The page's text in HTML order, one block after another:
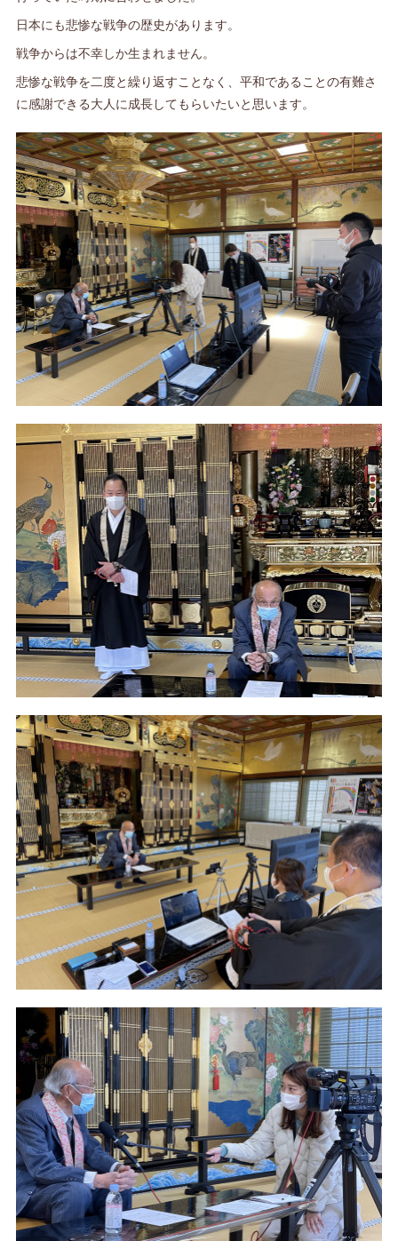
日本にも悲惨な戦争の歴史があります。
戦争からは不幸しか生まれません。
悲惨な戦争を二度と繰り返すことなく、平和であることの有難さ
に感謝できる大人に成長してもらいたいと思います。